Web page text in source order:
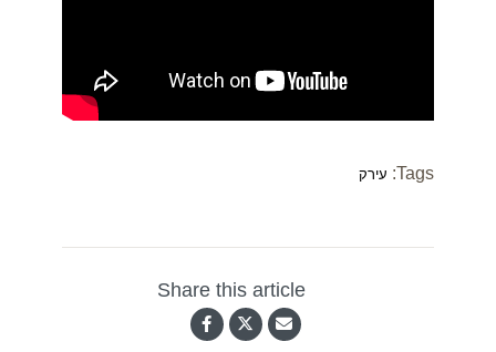
Tags: עירק
Share this article